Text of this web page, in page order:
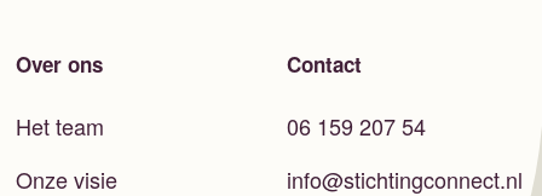
Over ons
Het team
Onze visie
Contact
06 159 207 54
info@stichtingconnect.nl